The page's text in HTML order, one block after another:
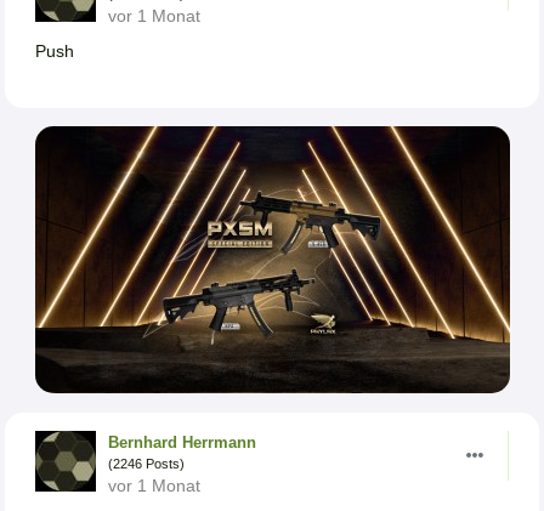
vor 1 Monat
Push
Bernhard Herrmann
(2246 Posts)
vor 1 Monat